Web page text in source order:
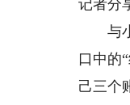
记者分
与小
口中的
己三个